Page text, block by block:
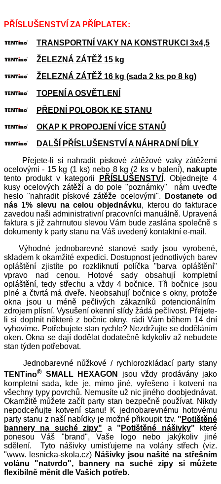
PŘÍSLUŠENSTVÍ ZA PŘÍPLATEK:
TRANSPORTNÍ VAKY NA KONSTRUKCI 3x4,5
ŽELEZNÁ ZÁTĚŽ 15 kg
ŽELEZNÁ ZÁTĚŽ 16 kg (sada 2 ks po 8 kg)
TOPENÍ A OSVĚTLENÍ
PŘEDNÍ POLOBOK KE STANU
OKAP K PROPOJENÍ VÍCE STANŮ
DALŠÍ PŘÍSLUŠENSTVÍ A NÁHRADNÍ DÍLY
Přejete-li si nahradit pískové zátěžové vaky zátěžemi
ocelovými - 15 kg (1 ks) nebo 8 kg (2 ks v balení), nakupte
tento produkt v kategorii
PŘÍSLUŠENSTVÍ . Objednejte 4
kusy ocelových zátěží a do pole "poznámky" nám uveďte
heslo "nahradit pískové zátěže ocelovými".
Dostanete od
nás 1% slevu na celou objednávku, kterou do fakturace
zavedou naši administrativní pracovníci manuálně. Upravená
faktura s již zahrnutou slevou Vám bude zaslána společně s
dokumenty k party stanu na Váš uvedený kontaktní e-mail.
Výhodné jednobarevné stanové sady jsou vyrobené,
skladem k okamžité expedici. Dostupnost jednotlivých barev
opláštění zjistíte po rozkliknutí políčka "barva opláštění"
vpravo nad cenou. Hotové sady obsahují kompletní
opláštění, tedy střechu a vždy 4 bočnice. Tři bočnice jsou
plné a čtvrtá má dveře. Neobsahují bočnice s okny, protože
okna jsou u méně pečlivých zákazníků potencionálním
zdrojem plísní. Vysušení okenní slídy žádá pečlivost. Přejete-
li si doplnit některé z bočnic okny, rádi Vám během 14 dní
vyhovíme. Potřebujete stan rychle? Nezdržujte se doděláním
oken. Okna se dají dodělat dodatečně kdykoliv až nebudete
stan týden potřebovat.
Jednobarevné nůžkové / rychlorozkládací party stany
TENTino® SMALL HEXAGON
jsou vždy prodávány jako
kompletní sada, kde je, mimo jiné, vyřešeno i kotvení na
všechny typy povrchů. Nemusíte už nic jiného doobjednávat.
Okamžitě můžete začít party stan bezpečně používat. Nikdy
nepodceňujte kotvení stanu! K jednobarevnému hotovému
party stanu z naší nabídky je možné přikoupit tzv. " Potištěné
bannery na suché zipy"
a " Potištěné nášivky" které
ponesou Váš "brand", Vaše logo nebo jakýkoliv jiné
sdělení. Tyto nášivky umisťujeme na volány střech (viz.
"www. lesnicka-skola.cz) Nášivky jsou našité na střešním
volánu "natvrdo", bannery na suché zipy si můžete
flexibilně měnit dle Vašich potřeb.